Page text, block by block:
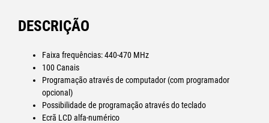
DESCRIÇÃO
Faixa frequências: 440-470 MHz
100 Canais
Programação através de computador (com programador
opcional)
Possibilidade de programação através do teclado
Ecrã LCD alfa-numérico